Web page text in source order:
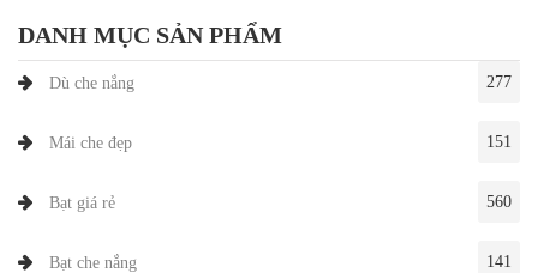
DANH MỤC SẢN PHẨM
Dù che nắng 277
Mái che đẹp 151
Bạt giá rẻ 560
Bạt che nắng 141